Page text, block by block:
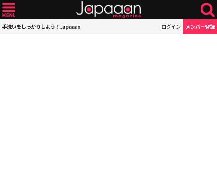
手洗いをしっかりしよう！Japaaan ログイン メンバー登録